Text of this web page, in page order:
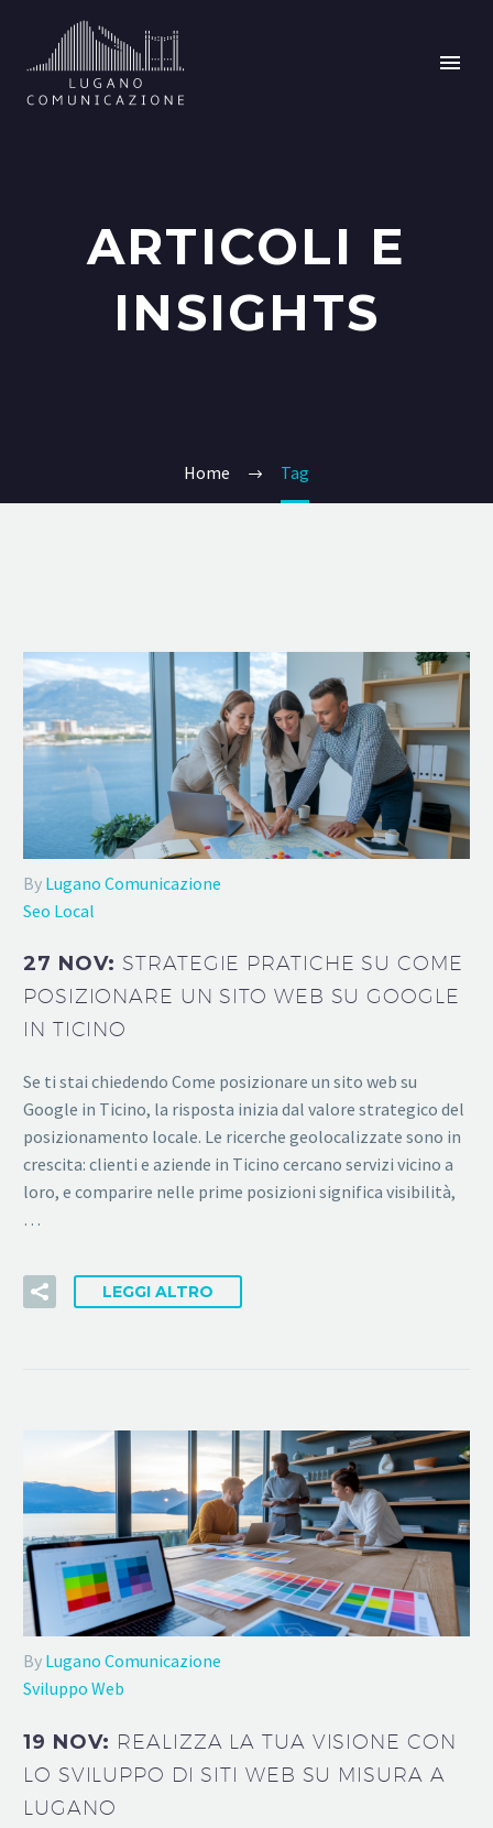
ARTICOLI E
INSIGHTS
Home Tag
By Lugano Comunicazione
Seo Local
27 NOV: STRATEGIE PRATICHE SU COME
POSIZIONARE UN SITO WEB SU GOOGLE
IN TICINO
Se ti stai chiedendo Come posizionare un sito web su
Google in Ticino, la risposta inizia dal valore strategico del
posizionamento locale. Le ricerche geolocalizzate sono in
crescita: clienti e aziende in Ticino cercano servizi vicino a
loro, e comparire nelle prime posizioni significa visibilità,
…
LEGGI ALTRO
By Lugano Comunicazione
Sviluppo Web
19 NOV: REALIZZA LA TUA VISIONE CON
LO SVILUPPO DI SITI WEB SU MISURA A
LUGANO